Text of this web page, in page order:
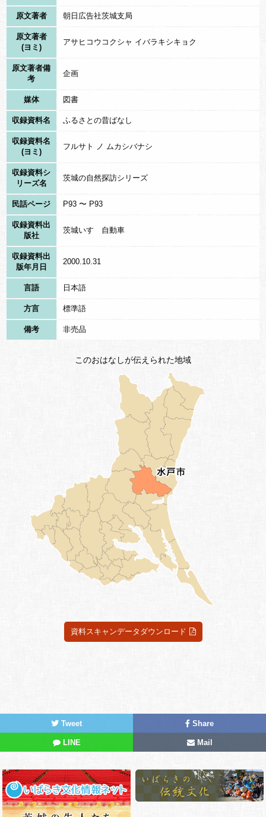
原文著者 朝日広告社茨城支局
原文著者
(ヨミ)
アサヒコウコクシャ イバラキシキョク
原文著者備
考
企画
媒体 図書
収録資料名 ふるさとの昔ばなし
収録資料名
(ヨミ)
フルサト ノ ムカシバナシ
収録資料シ
リーズ名
茨城の自然探訪シリーズ
民話ページ P93 〜 P93
収録資料出
版社
茨城いすゞ自動車
収録資料出
版年月日
2000.10.31
言語 日本語
方言 標準語
備考 非売品
このおはなしが伝えられた地域
資料スキャンデータダウンロード
Tweet Share
LINE Mail